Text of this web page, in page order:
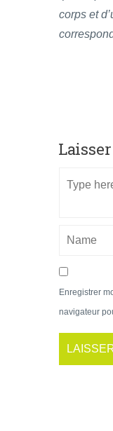
corps et
Enregistrer
navigateur